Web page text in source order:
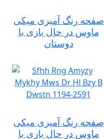
صفحه رنگ آمیزی میکی
ماوس در حال بازی با
دوستان
صفحه رنگ آمیزی میکی
ماوس در حال بازی با